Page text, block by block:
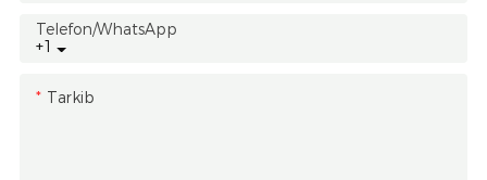
+1
Telefon/whatsApp
Tarkib